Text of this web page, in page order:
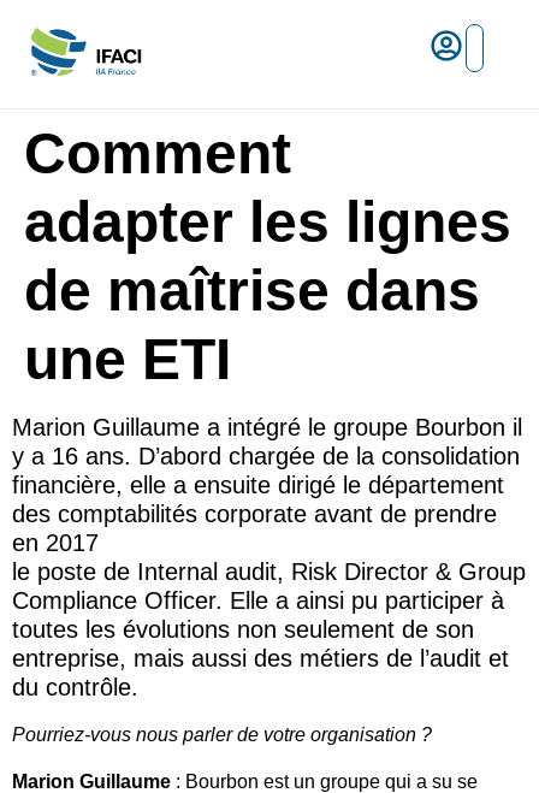
Comment
adapter les lignes
de maîtrise dans
une ETI
Marion Guillaume a intégré le groupe Bourbon il
y a 16 ans. D’abord chargée de la consolidation
financière, elle a ensuite dirigé le département
des comptabilités corporate avant de prendre
en 2017
le poste de Internal audit, Risk Director & Group
Compliance Officer. Elle a ainsi pu participer à
toutes les évolutions non seulement de son
entreprise, mais aussi des métiers de l’audit et
du contrôle.
Pourriez-vous nous parler de votre organisation ?
Marion Guillaume : Bourbon est un groupe qui a su se